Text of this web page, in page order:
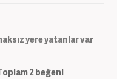
yere yatanlar var
2beğeni